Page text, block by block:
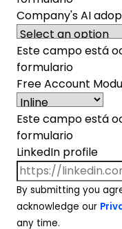
Company's AI
Este campo está
formulario
Free Account
Este campo está
formulario
LinkedIn profile
By submitting you
acknowledge our
any time.